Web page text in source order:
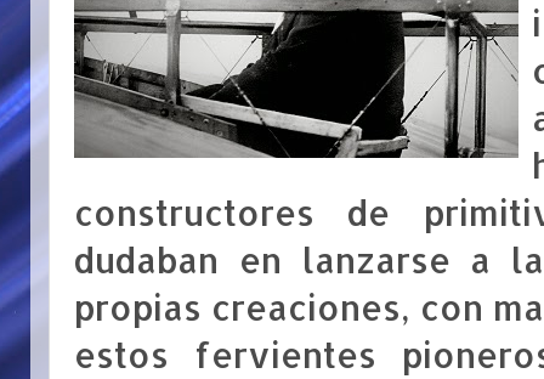
constructores de
dudaban en lanzarse a
propias creaciones, con
estos fervientes